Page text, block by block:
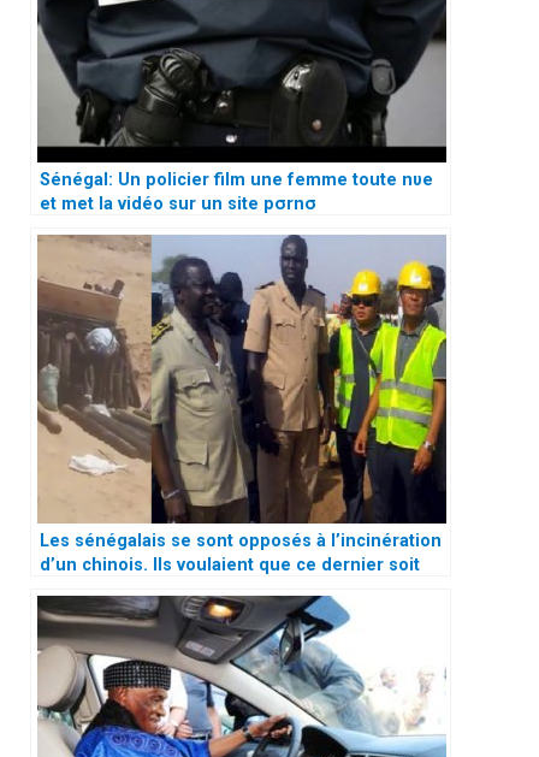
Sénégal: Un policier film une femme toute nυe
et met la vidéo sur un site pσrnσ
Les sénégalais se sont opposés à l’incinération
d’un chinois. Ils voulaient que ce dernier soit